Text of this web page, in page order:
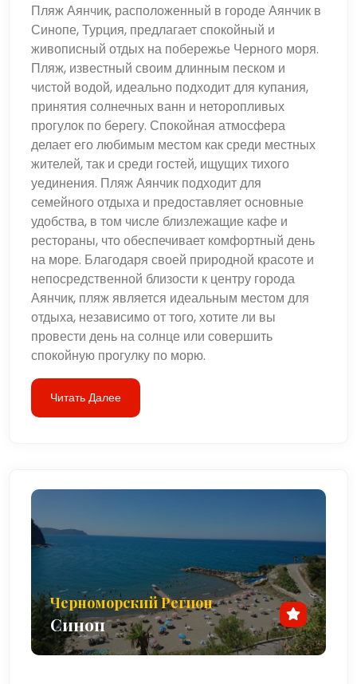
Пляж Аянчик, расположенный в городе Аянчик в
Синопе, Турция, предлагает спокойный и
живописный отдых на побережье Черного моря.
Пляж, известный своим длинным песком и
чистой водой, идеально подходит для купания,
принятия солнечных ванн и неторопливых
прогулок по берегу. Спокойная атмосфера
делает его любимым местом как среди местных
жителей, так и среди гостей, ищущих тихого
уединения. Пляж Аянчик подходит для
семейного отдыха и предоставляет основные
удобства, в том числе близлежащие кафе и
рестораны, что обеспечивает комфортный день
на море. Благодаря своей природной красоте и
непосредственной близости к центру города
Аянчик, пляж является идеальным местом для
отдыха, независимо от того, хотите ли вы
провести день на солнце или совершить
спокойную прогулку по морю.
Читать Далее
Черноморский Регион
Синоп